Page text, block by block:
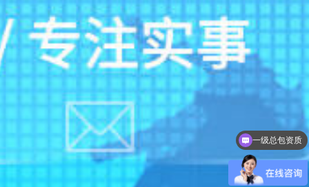
净化车间能做百级，千级，万级，十万级，30万级别的